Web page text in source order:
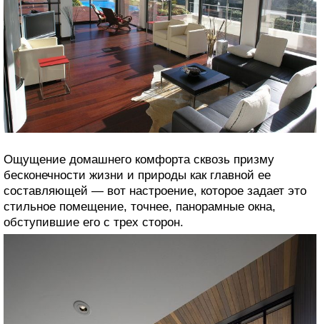
Ощущение домашнего комфорта сквозь призму
бесконечности жизни и природы как главной ее
составляющей — вот настроение, которое задает это
стильное помещение, точнее, панорамные окна,
обступившие его с трех сторон.